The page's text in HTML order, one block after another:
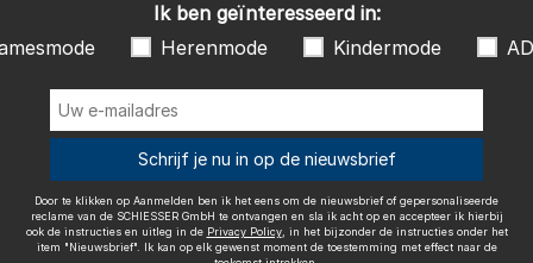
Herenmode
ADIDAS
Door te klikken op Aanmelden ben ik het eens om de nieuwsbrief of
gepersonaliseerde reclame van de SCHIESSER GmbH te ontvangen en
sla ik acht op en accepteer ik hierbij ook de instructies en uitleg in de
, in het bijzonder de instructies onder het item
effect naar de toekomst intrekken.
Wij bezorgen met
Ik ben geïnteresseerd in:
Herenmode Kindermode
Schrijf je nu in op de nieuwsbrief
Door te klikken op Aanmelden ben ik het eens om de nieuwsbrief of gepersonaliseerde
reclame van de SCHIESSER GmbH te ontvangen en sla ik acht op en accepteer ik hierbij
ook de instructies en uitleg in de Privacy Policy, in het bijzonder de instructies onder het
item "Nieuwsbrief". Ik kan op elk gewenst moment de toestemming met effect naar de